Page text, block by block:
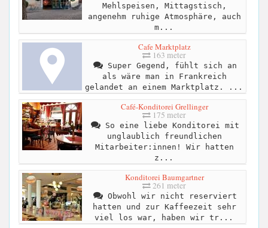
Mehlspeisen, Mittagstisch,
angenehm ruhige Atmosphäre, auch
m...
Cafe Marktplatz
163 meter
Super Gegend, fühlt sich an
als wäre man in Frankreich
gelandet an einem Marktplatz. ...
Café-Konditorei Grellinger
175 meter
So eine liebe Konditorei mit
unglaublich freundlichen
Mitarbeiter:innen! Wir hatten
z...
Konditorei Baumgartner
261 meter
Obwohl wir nicht reserviert
hatten und zur Kaffeezeit sehr
viel los war, haben wir tr...